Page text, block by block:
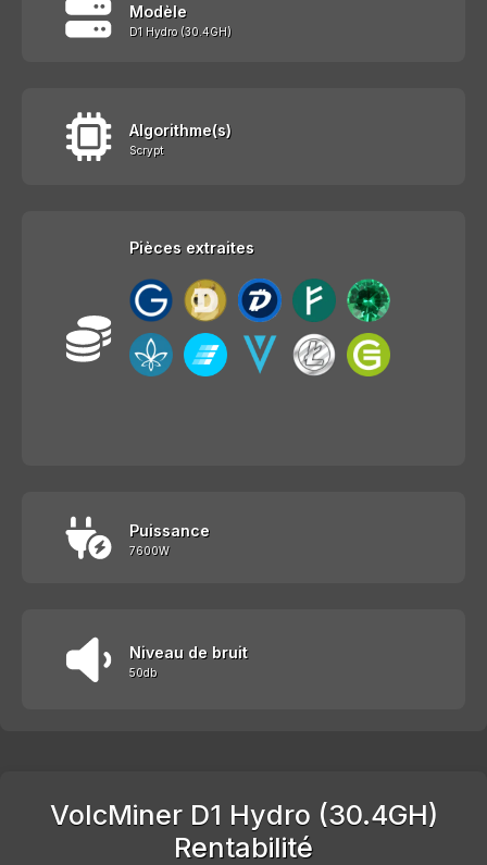
Modèle
D1 Hydro (30.4GH)
Algorithme(s)
Scrypt
Pièces extraites
Puissance
7600W
Niveau de bruit
50db
VolcMiner D1 Hydro (30.4GH)
Rentabilité